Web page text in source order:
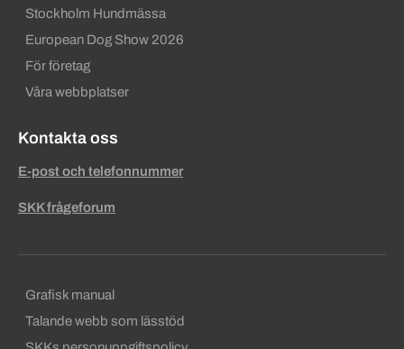
Stockholm Hundmässa
European Dog Show 2026
För företag
Våra webbplatser
Kontakta oss
E-post och telefonnummer
SKK frågeforum
Sekundära sidfotslänkar
Grafisk manual
Talande webb som lässtöd